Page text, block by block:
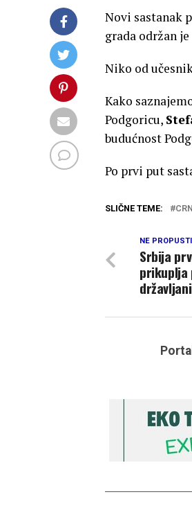
Novi sastanak
grada održan
Niko od
Kako
Podgoricu,
budućnost
Po prvi put
SLIČNE TEME:
NE
Srbija
prikuplja